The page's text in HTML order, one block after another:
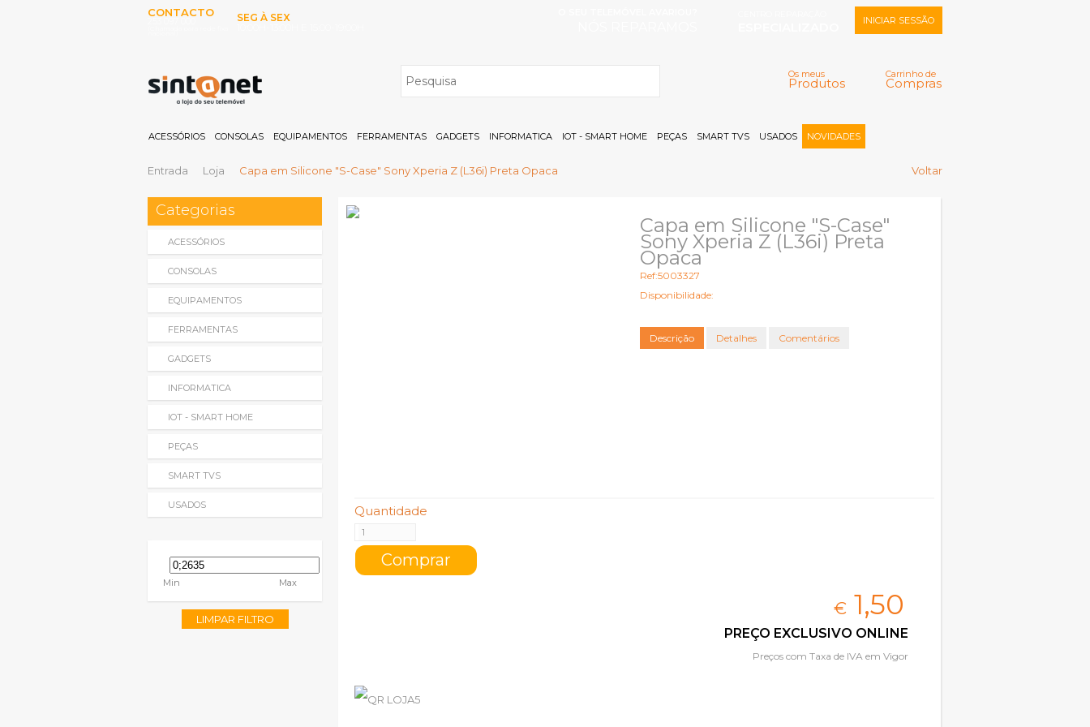
CONTACTO
SEG À SEX
Carrinho de
Compras
Os meus
Produtos
INICIAR SESSÃO
Memorizar
Registar |
ACESSÓRIOS CONSOLAS EQUIPAMENTOS FERRAMENTAS GADGETS INFORMATICA IOT - SMART HOME PEÇAS SMART TVS USADOS NOVIDADES
Entrada Loja Capa em Silicone "S-Case" Sony Xperia Z (L36i) Preta Opaca Voltar
Categorias
ACESSÓRIOS
CONSOLAS
EQUIPAMENTOS
FERRAMENTAS
GADGETS
INFORMATICA
IOT - SMART HOME
PEÇAS
SMART TVS
USADOS
Min Max
LIMPAR FILTRO
Capa em Silicone "S-Case"
Sony Xperia Z (L36i) Preta
Opaca
Ref:5003327
Disponibilidade:
Descrição Detalhes Comentários
Quantidade
€ 1,50
PREÇO EXCLUSIVO ONLINE
Preços com Taxa de IVA em Vigor